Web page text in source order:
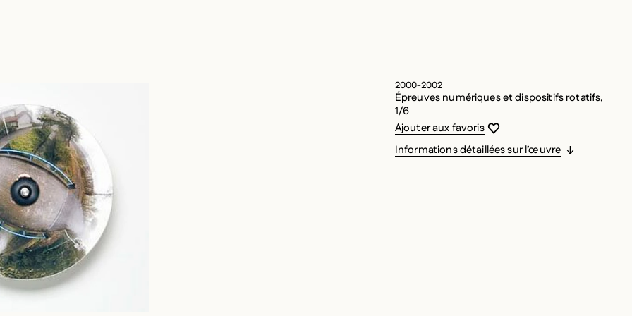
2000-2002
Épreuves numériques et dispositifs rotatifs,
1/6
Vous devez être connecté pour
Fermer la modale
Ouvrir la modale
Ajouter aux favoris
Informations détaillées sur l’œuvre